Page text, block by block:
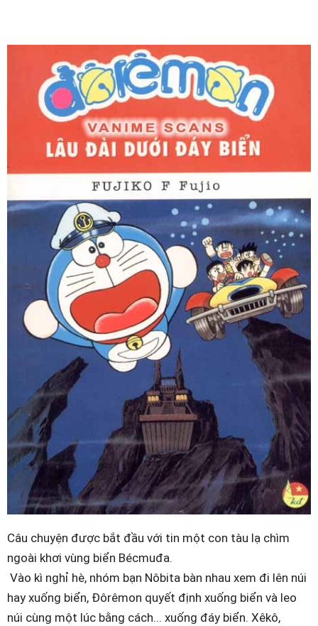
Câu chuyện được bắt đầu với tin một con tàu lạ chìm
ngoài khơi vùng biển Bécmuđa.
Vào kì nghỉ hè, nhóm bạn Nôbita bàn nhau xem đi lên núi
hay xuống biển, Đôrêmon quyết định xuống biển và leo
núi cùng một lúc bằng cách... xuống đáy biển. Xêkô,